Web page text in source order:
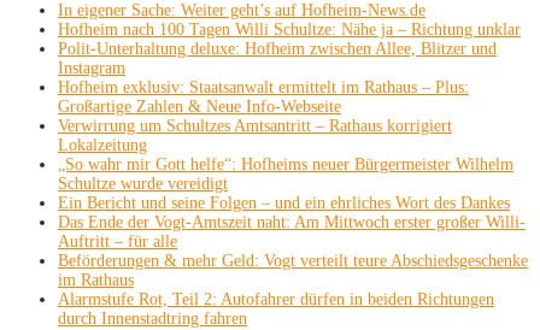
In eigener Sache: Weiter geht’s auf Hofheim-News.de
Hofheim nach 100 Tagen Willi Schultze: Nähe ja – Richtung unklar
Polit-Unterhaltung deluxe: Hofheim zwischen Allee, Blitzer und
Instagram
Hofheim exklusiv: Staatsanwalt ermittelt im Rathaus – Plus:
Großartige Zahlen & Neue Info-Webseite
Verwirrung um Schultzes Amtsantritt – Rathaus korrigiert
Lokalzeitung
„So wahr mir Gott helfe“: Hofheims neuer Bürgermeister Wilhelm
Schultze wurde vereidigt
Ein Bericht und seine Folgen – und ein ehrliches Wort des Dankes
Das Ende der Vogt-Amtszeit naht: Am Mittwoch erster großer Willi-
Auftritt – für alle
Beförderungen & mehr Geld: Vogt verteilt teure Abschiedsgeschenke
im Rathaus
Alarmstufe Rot, Teil 2: Autofahrer dürfen in beiden Richtungen
durch Innenstadtring fahren